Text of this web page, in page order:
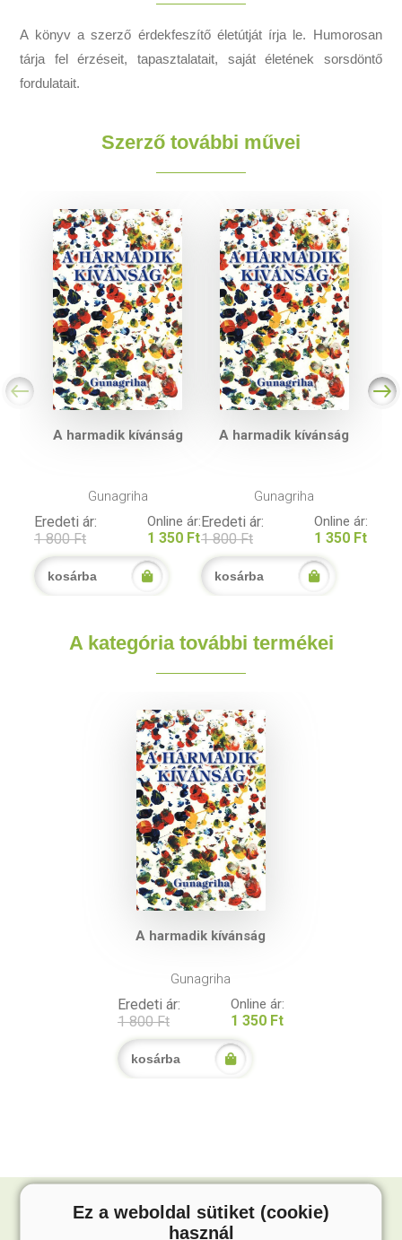
A könyv a szerző érdekfeszítő életútját írja le. Humorosan
tárja fel érzéseit, tapasztalatait, saját életének sorsdöntő
fordulatait.
Szerző további művei
A harmadik kívánság
Gunagriha
Eredeti ár:
1 800 Ft
Online ár:
1 350 Ft
kosárba
A harmadik kívánság
Gunagriha
Eredeti ár:
1 800 Ft
Online ár:
1 350 Ft
kosárba
A kategória további termékei
A harmadik kívánság
Gunagriha
Eredeti ár:
1 800 Ft
Online ár:
1 350 Ft
kosárba
Ez a weboldal sütiket (cookie)
használ